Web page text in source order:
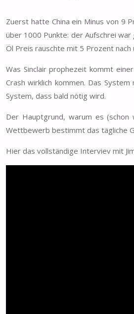
Zuerst hatte China ein Minus von 9
über 1000 Punkte: der Aufschrei
Öl Preis rauschte mit 5 Prozent nach
Was Sinclair prophezeit kommt
Crash wirklich kommen. Das
System, dass bald nötig wird.
Der Hauptgrund, warum es
Wettbewerb bestimmt das tägliche
Hier das vollständige Interviev mit